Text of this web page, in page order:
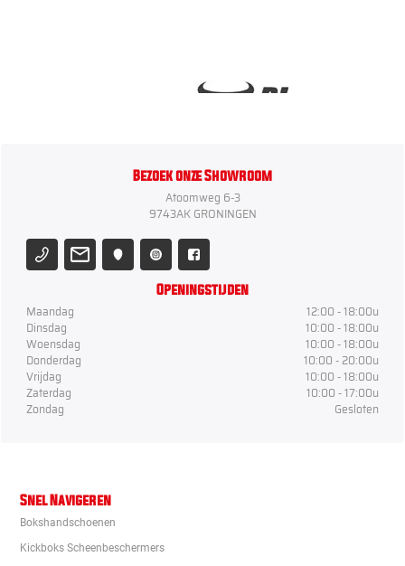
Bezoek onze Showroom
Atoomweg 6-3
9743AK GRONINGEN
Openingstijden
Maandag
12:00 - 18:00u
Dinsdag
10:00 - 18:00u
Woensdag
10:00 - 18:00u
Donderdag
10:00 - 20:00u
Vrijdag
10:00 - 18:00u
Zaterdag
10:00 - 17:00u
Zondag
Gesloten
Snel Navigeren
Bokshandschoenen
Kickboks Scheenbeschermers